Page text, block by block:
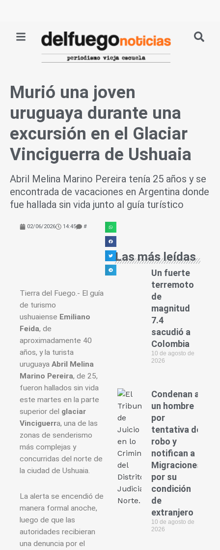
Murió una joven
uruguaya durante una
excursión en el Glaciar
Vinciguerra de Ushuaia
Abril Melina Marino Pereira tenía 25 años y se
encontrada de vacaciones en Argentina donde
fue hallada sin vida junto al guía turístico
02/06/2026 14:45 #
Tierra del Fuego.- El guía
de turismo
ushuaiense Emiliano
Feida, de
aproximadamente 40
años, y la turista
uruguaya Abril Melina
Marino Pereira, de 25,
fueron hallados sin vida
este martes en la parte
superior del glaciar
Vinciguerra, una de las
zonas de senderismo
más complejas y
concurridas del norte de
la ciudad de Ushuaia.
La alerta se encendió de
manera formal anoche,
luego de que las
autoridades recibieran
una denuncia por el
Las más leídas
Un fuerte
terremoto
de
magnitud
7.4
sacudió a
Colombia
10 de agosto de
2026
Condenan a
un hombre
por
tentativa de
robo y
notifican a
Migraciones
por su
condición
de
extranjero
10 de agosto de
2026